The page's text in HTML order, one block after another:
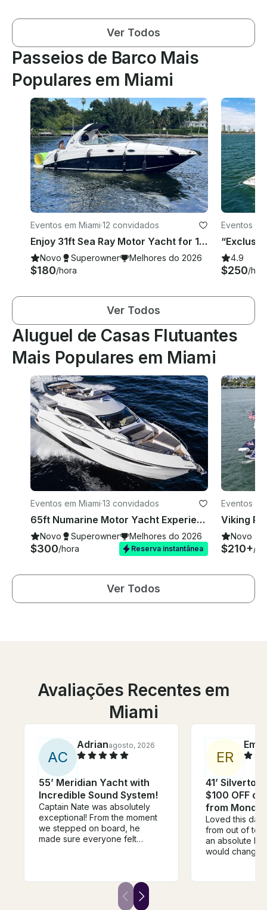
Ver Todos
Passeios de Barco Mais
Populares em Miami
Eventos em Miami·12 convidados
Enjoy 31ft Sea Ray Motor Yacht for 12 Guests in Miami
Novo Superowner Melhores do 2026
$180/hora
Eventos
4.9
$250/
Ver Todos
Aluguel de Casas Flutuantes
Mais Populares em Miami
Eventos em Miami·13 convidados
65ft Numarine Motor Yacht Experience at River Landing Marina
Novo Superowner Melhores do 2026
$300/hora Reserva instantânea
Eventos
Novo
$210+/
Ver Todos
Avaliações Recentes em
Miami
AC
Adrianagosto, 2026
55’ Meridian Yacht with
Incredible Sound System!
Captain Nate was absolutely
exceptional! From the moment
we stepped on board, he
made sure everyone felt
the highlights of the day was
when he grilled fresh pizza for
us on the boat—it was
ER
41’
$100 OFF or
from
Loved this
from out of
an absolute
would change
but it was an